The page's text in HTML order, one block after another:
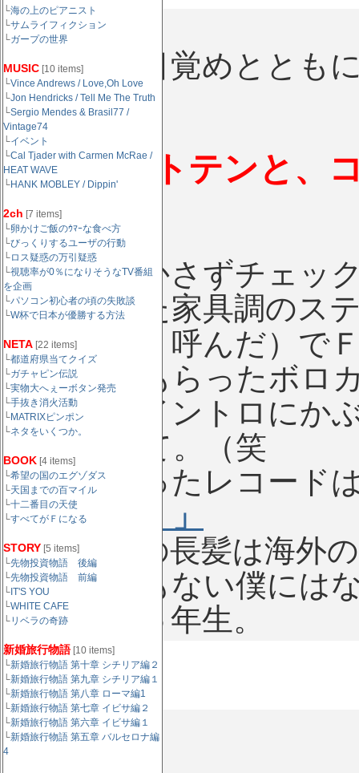
└海の上のピアニスト
└サムライフィクション
└ガープの世界
MUSIC [10 items]
└Vince Andrews / Love,Oh Love
└Jon Hendricks / Tell Me The Truth
└Sergio Mendes & Brasil77 /
Vintage74
└イベント
└Cal Tjader with Carmen McRae /
HEAT WAVE
└HANK MOBLEY / Dippin'
2ch [7 items]
└卵かけご飯のｳﾏｰな食べ方
└びっくりするユーザの行動
└ロス疑惑の万引疑惑
└視聴率が0％になりそうなTV番組
を企画
└パソコン初心者の頃の失敗談
└W杯で日本が優勝する方法
NETA [22 items]
└都道府県当てクイズ
└ガチャピン伝説
└実物大へぇーボタン発売
└手抜き消火活動
└MATRIXピンポン
└ネタをいくつか。
BOOK [4 items]
└希望の国のエグゾダス
└天国までの百マイル
└十二番目の天使
└すべてがＦになる
STORY [5 items]
└先物投資物語 後編
└先物投資物語 前編
└ IT'S YOU
└WHITE CAFE
└リベラの奇跡
新婚旅行物語 [10 items]
└新婚旅行物語 第十章 シチリア編２
└新婚旅行物語 第九章 シチリア編１
└新婚旅行物語 第八章 ローマ編1
└新婚旅行物語 第七章 イビサ編２
└新婚旅行物語 第六章 イビサ編１
└新婚旅行物語 第五章 バルセロナ編
4
1982
異性への目覚めととも
る。
ザ・ベストテンと、
テン
は毎週欠かさずチェッ
当時あった家具調のス
当時はこう呼んだ）で
ん母からもらったボロ
音した。イントロにか
とおしくて。（笑
初めて買ったレコード
スタンス。」
高見沢氏の長髪は海外
ク世代でもない僕には
とき小学６年生。
1983